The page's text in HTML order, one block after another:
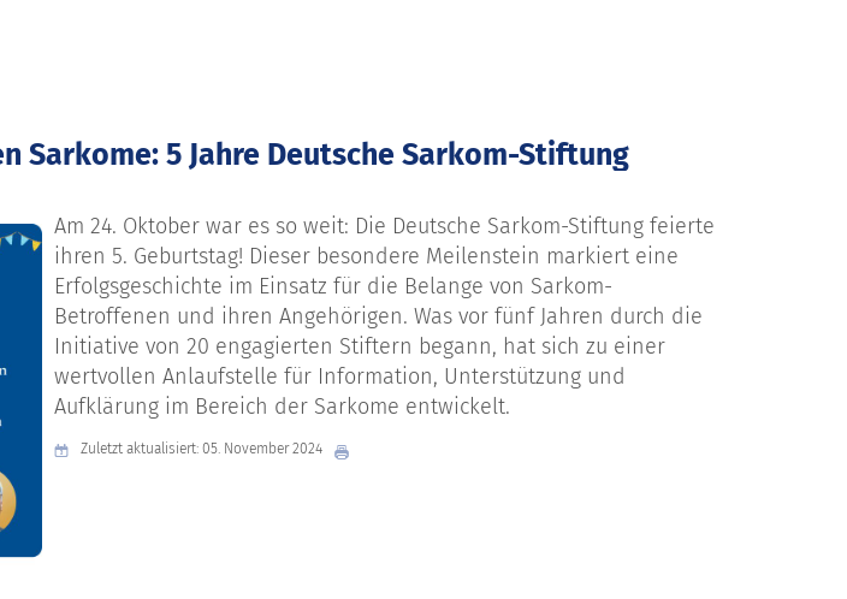
Sarkome: 5 Jahre Deutsche Sarkom-Stiftung
Am 24. Oktober war es so weit: Die Deutsche Sarkom-Stiftung feierte
ihren 5. Geburtstag! Dieser besondere Meilenstein markiert eine
Erfolgsgeschichte im Einsatz für die Belange von Sarkom-
Betroffenen und ihren Angehörigen. Was vor fünf Jahren durch die
Initiative von 20 engagierten Stiftern begann, hat sich zu einer
wertvollen Anlaufstelle für Information, Unterstützung und
Aufklärung im Bereich der Sarkome entwickelt.
Zuletzt aktualisiert: 05. November 2024